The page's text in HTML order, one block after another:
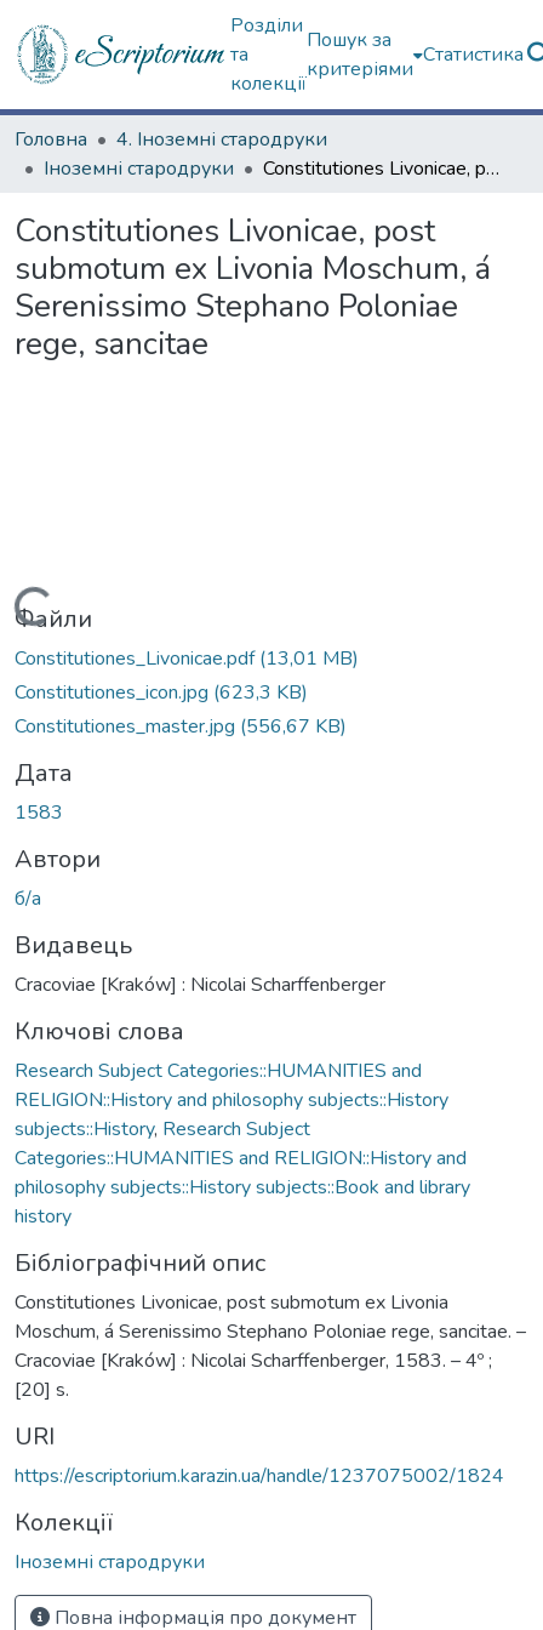
Розділи
та
колекції
Пошук за
критеріями
Статистика
Головна
4. Іноземні стародруки
Іноземні стародруки
Constitutiones Livonicae, post submotum ex Livonia Moschum, á Serenissimo Stephano Poloniae rege, sancitae
Constitutiones Livonicae, post
submotum ex Livonia Moschum, á
Serenissimo Stephano Poloniae
rege, sancitae
Вантажиться...
Файли
Constitutiones_Livonicae.pdf(13,01 MB)
Constitutiones_icon.jpg (623,3 KB)
Constitutiones_master.jpg (556,67 KB)
Дата
1583
Автори
б/а
Видавець
Cracoviae [Kraków] : Nicolai Scharffenberger
Ключові слова
Research Subject Categories::HUMANITIES and
RELIGION::History and philosophy subjects::History
subjects::History, Research Subject
Categories::HUMANITIES and RELIGION::History and
philosophy subjects::History subjects::Book and library
history
Бібліографічний опис
Constitutiones Livonicae, post submotum ex Livonia
Moschum, á Serenissimo Stephano Poloniae rege, sancitae. –
Cracoviae [Kraków] : Nicolai Scharffenberger, 1583. – 4º ;
[20] s.
URI
https://escriptorium.karazin.ua/handle/1237075002/1824
Колекції
Іноземні стародруки
Повна інформація про документ